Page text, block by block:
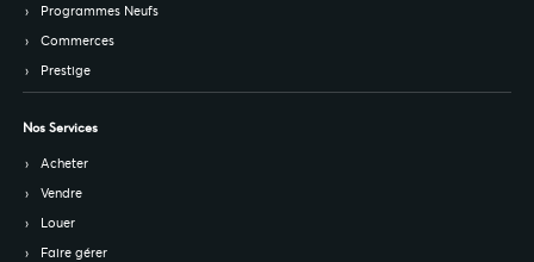
Programmes Neufs
Commerces
Prestige
Nos Services
Acheter
Vendre
Louer
Faire gérer